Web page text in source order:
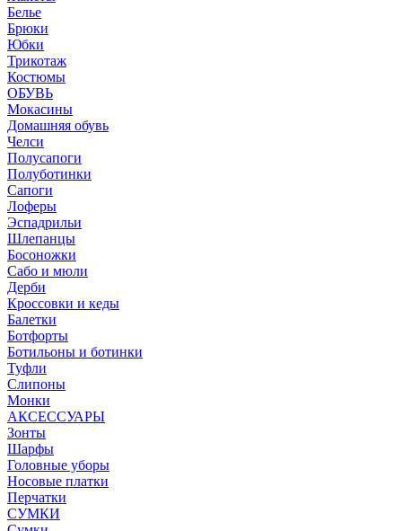
Белье
Брюки
Юбки
Трикотаж
Костюмы
ОБУВЬ
Мокасины
Домашняя обувь
Челси
Полусапоги
Полуботинки
Сапоги
Лоферы
Эспадрильи
Шлепанцы
Босоножки
Сабо и мюли
Дерби
Кроссовки и кеды
Балетки
Ботфорты
Ботильоны и ботинки
Туфли
Слипоны
Монки
АКСЕССУАРЫ
Зонты
Шарфы
Головные уборы
Носовые платки
Перчатки
СУМКИ